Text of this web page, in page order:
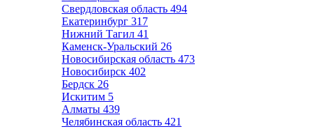
Свердловская область 494
Екатеринбург 317
Нижний Тагил 41
Каменск-Уральский 26
Новосибирская область 473
Новосибирск 402
Бердск 26
Искитим 5
Алматы 439
Челябинская область 421